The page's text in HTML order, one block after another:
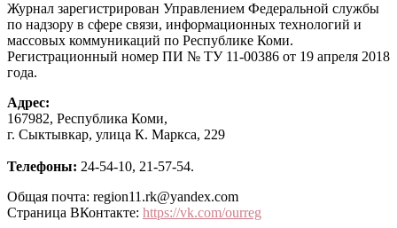
Журнал зарегистрирован Управлением Федеральной службы
по надзору в сфере связи, информационных технологий и
массовых коммуникаций по Республике Коми.
Регистрационный номер ПИ № ТУ 11-00386 от 19 апреля 2018
года.
Адрес:
167982, Республика Коми,
г. Сыктывкар, улица К. Маркса, 229
Телефоны: 24-54-10, 21-57-54.
Общая почта: region11.rk@yandex.com
Страница ВКонтакте: https://vk.com/ourreg